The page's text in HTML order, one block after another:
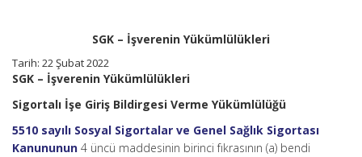
SGK – İşverenin Yükümlülükleri
Tarih: 22 Şubat 2022
SGK – İşverenin Yükümlülükleri
Sigortalı İşe Giriş Bildirgesi Verme Yükümlülüğü
5510 sayılı Sosyal Sigortalar ve Genel Sağlık Sigortası
Kanununun 4 üncü maddesinin birinci fıkrasının (a) bendi